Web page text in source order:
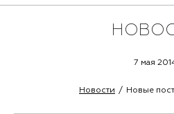
7 мая
Новости Новые